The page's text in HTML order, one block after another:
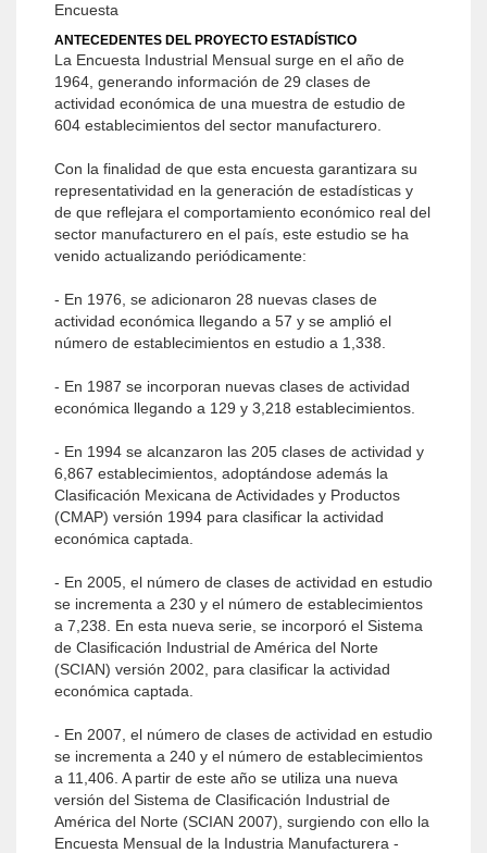
Encuesta
ANTECEDENTES DEL PROYECTO ESTADÍSTICO
La Encuesta Industrial Mensual surge en el año de
1964, generando información de 29 clases de
actividad económica de una muestra de estudio de
604 establecimientos del sector manufacturero.
Con la finalidad de que esta encuesta garantizara su
representatividad en la generación de estadísticas y
de que reflejara el comportamiento económico real del
sector manufacturero en el país, este estudio se ha
venido actualizando periódicamente:
- En 1976, se adicionaron 28 nuevas clases de
actividad económica llegando a 57 y se amplió el
número de establecimientos en estudio a 1,338.
- En 1987 se incorporan nuevas clases de actividad
económica llegando a 129 y 3,218 establecimientos.
- En 1994 se alcanzaron las 205 clases de actividad y
6,867 establecimientos, adoptándose además la
Clasificación Mexicana de Actividades y Productos
(CMAP) versión 1994 para clasificar la actividad
económica captada.
- En 2005, el número de clases de actividad en estudio
se incrementa a 230 y el número de establecimientos
a 7,238. En esta nueva serie, se incorporó el Sistema
de Clasificación Industrial de América del Norte
(SCIAN) versión 2002, para clasificar la actividad
económica captada.
- En 2007, el número de clases de actividad en estudio
se incrementa a 240 y el número de establecimientos
a 11,406. A partir de este año se utiliza una nueva
versión del Sistema de Clasificación Industrial de
América del Norte (SCIAN 2007), surgiendo con ello la
Encuesta Mensual de la Industria Manufacturera -